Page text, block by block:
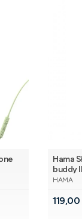
Hama
buddy
HAMA
Cena
119,00